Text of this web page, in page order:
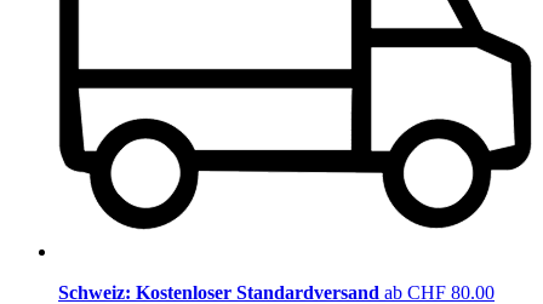
Schweiz: Kostenloser Standardversand ab CHF 80.00